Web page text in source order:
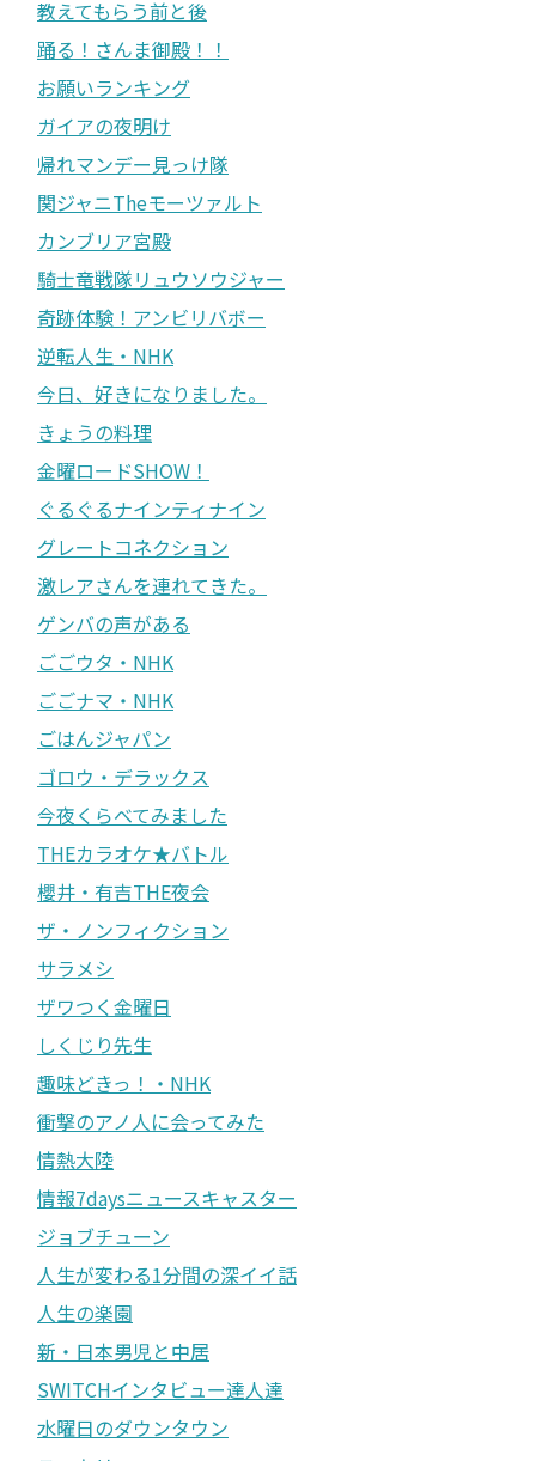
教えてもらう前と後
踊る！さんま御殿！！
お願いランキング
ガイアの夜明け
帰れマンデー見っけ隊
関ジャニTheモーツァルト
カンブリア宮殿
騎士竜戦隊リュウソウジャー
奇跡体験！アンビリバボー
逆転人生・NHK
今日、好きになりました。
きょうの料理
金曜ロードSHOW！
ぐるぐるナインティナイン
グレートコネクション
激レアさんを連れてきた。
ゲンバの声がある
ごごウタ・NHK
ごごナマ・NHK
ごはんジャパン
ゴロウ・デラックス
今夜くらべてみました
THEカラオケ★バトル
櫻井・有吉THE夜会
ザ・ノンフィクション
サラメシ
ザワつく金曜日
しくじり先生
趣味どきっ！・NHK
衝撃のアノ人に会ってみた
情熱大陸
情報7daysニュースキャスター
ジョブチューン
人生が変わる1分間の深イイ話
人生の楽園
新・日本男児と中居
SWITCHインタビュー達人達
水曜日のダウンタウン